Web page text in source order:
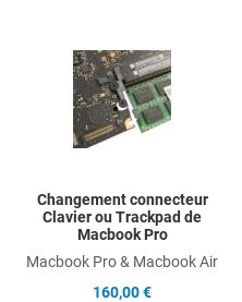
Changement connecteur
Clavier ou Trackpad de
Macbook Pro
Macbook Pro & Macbook Air
160,00 €